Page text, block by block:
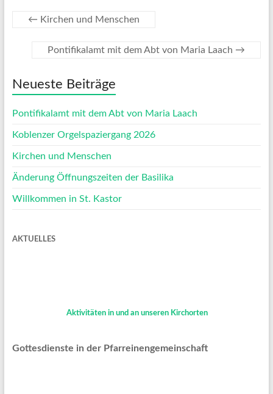
← Kirchen und Menschen
Pontifikalamt mit dem Abt von Maria Laach →
Neueste Beiträge
Pontifikalamt mit dem Abt von Maria Laach
Koblenzer Orgelspaziergang 2026
Kirchen und Menschen
Änderung Öffnungszeiten der Basilika
Willkommen in St. Kastor
AKTUELLES
Aktivitäten in und an unseren Kirchorten
Gottesdienste in der Pfarreinengemeinschaft